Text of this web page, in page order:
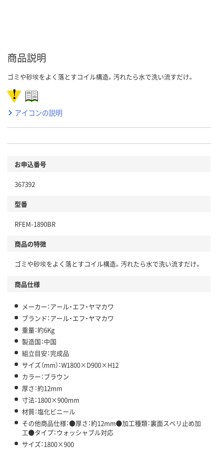
商品説明
ゴミや砂埃をよく落とすコイル構造。汚れたら水で洗い流すだけ。
アイコンの説明
お申込番号
367392
型番
RFEM-1890BR
商品の特徴
ゴミや砂埃をよく落とすコイル構造。汚れたら水で洗い流すだけ。
商品仕様
メーカー：アール・エフ・ヤマカワ
ブランド：アール・エフ・ヤマカワ
重量：約6Kg
製造国：中国
組立目安：完成品
サイズ（mm）：W1800×D900×H12
カラー：ブラウン
厚さ：約12mm
寸法：1800×900mm
材質：塩化ビニール
その他商品仕様：●厚さ：約12mm●加工種類：裏面スベリ止め加
工●タイプ：ウォッシャブル対応
サイズ：1800×900